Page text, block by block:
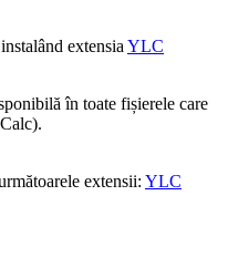
instalând extensia YLC
în toate fișierele care
extensii: YLC